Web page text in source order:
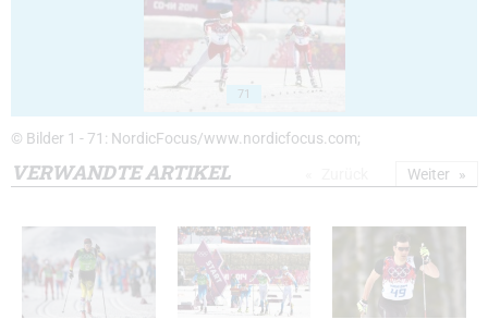
71
© Bilder 1 - 71: NordicFocus/www.nordicfocus.com;
VERWANDTE ARTIKEL Weiter